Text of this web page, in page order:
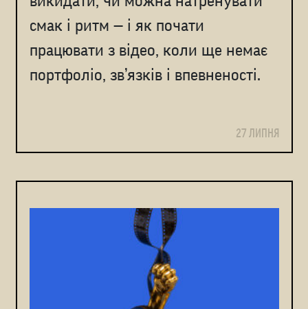
смак і ритм — і як почати
працювати з відео, коли ще немає
портфоліо, зв’язків і впевненості.
27 ЛИПНЯ